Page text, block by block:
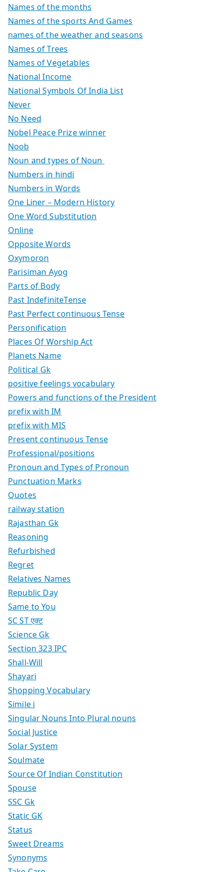
Names of the months
Names of the sports And Games
names of the weather and seasons
Names of Trees
Names of Vegetables
National Income
National Symbols Of India List
Never
No Need
Nobel Peace Prize winner
Noob
Noun and types of Noun
Numbers in hindi
Numbers in Words
One Liner – Modern History
One Word Substitution
Online
Opposite Words
Oxymoron
Parisiman Ayog
Parts of Body
Past IndefiniteTense
Past Perfect continuous Tense
Personification
Places Of Worship Act
Planets Name
Political Gk
positive feelings vocabulary
Powers and functions of the President
prefix with IM
prefix with MIS
Present continuous Tense
Professional/positions
Pronoun and Types of Pronoun
Punctuation Marks
Quotes
railway station
Rajasthan Gk
Reasoning
Refurbished
Regret
Relatives Names
Republic Day
Same to You
SC ST एक्ट
Science Gk
Section 323 IPC
Shall-Will
Shayari
Shopping Vocabulary
Simile i
Singular Nouns Into Plural nouns
Social Justice
Solar System
Soulmate
Source Of Indian Constitution
Spouse
SSC Gk
Static GK
Status
Sweet Dreams
Synonyms